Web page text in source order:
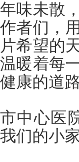
年味未散
作者们，
片希望的
温暖着每
健康的道
市中心医
我们的小